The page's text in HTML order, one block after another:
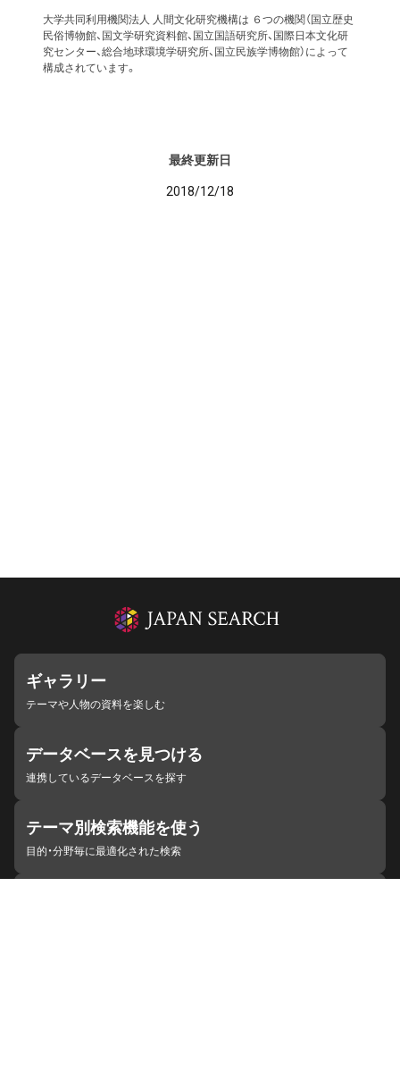
大学共同利用機関法人 人間文化研究機構は ６つの機関（国立歴史
民俗博物館、国文学研究資料館、国立国語研究所、国際日本文化研
究センター、総合地球環境学研究所、国立民族学博物館）によって
構成されています。
最終更新日
2018/12/18
ギャラリー
テーマや人物の資料を楽しむ
データベースを見つける
連携しているデータベースを探す
テーマ別検索機能を使う
目的・分野毎に最適化された検索